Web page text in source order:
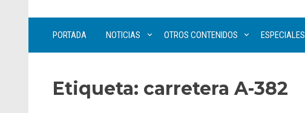
PORTADA NOTICIAS OTROS CONTENIDOS ESPECIALES
Etiqueta: carretera A-382